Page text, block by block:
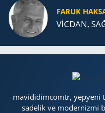
FARUK
VİCDAN,
mavididimcomtr, yepyeni
sadelik ve modernizmi